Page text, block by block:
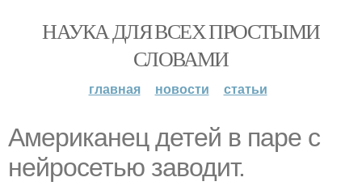
НАУКА ДЛЯ ВСЕХ ПРОСТЫМИ
СЛОВАМИ
главная новости статьи
Американец детей в паре с
нейросетью заводит.